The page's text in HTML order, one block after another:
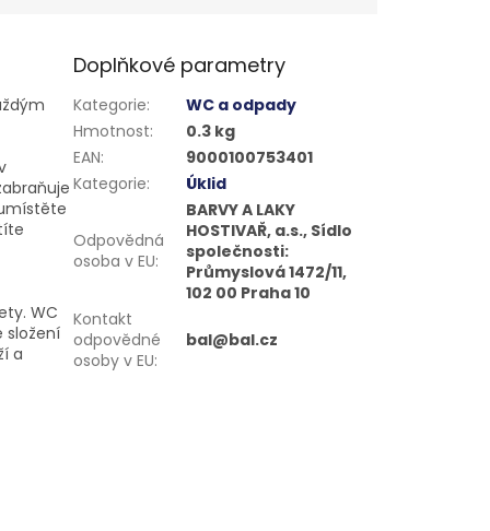
WC
složení
a
Doplňkové parametry
Kategorie:
WC a odpady
Hmotnost:
0.3 kg
EAN:
9000100753401
Kategorie: Úklid
Odpovědná
osoba v EU:
BARVY A LAKY
HOSTIVAŘ, a.s., Sídlo
společnosti:
Průmyslová 1472/11,
102 00 Praha 10
Kontakt
odpovědné
osoby v EU:
bal@bal.cz